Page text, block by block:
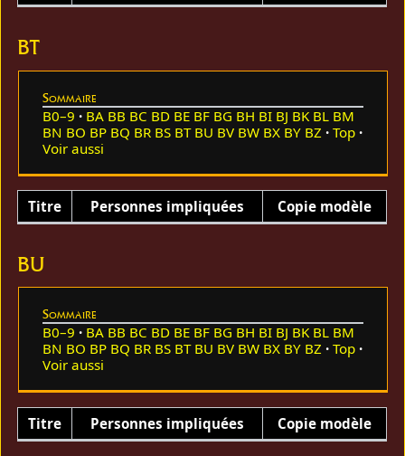
BT
Sommaire
B0–9 BA BB BC BD BE BF BG BH BI BJ BK BL BM
BN BO BP BQ BR BS BT BU BV BW BX BY BZ
Top
Voir aussi
Titre Personnes impliquées Copie modèle
BU
Sommaire
B0–9 BA BB BC BD BE BF BG BH BI BJ BK BL BM
BN BO BP BQ BR BS BT BU BV BW BX BY BZ
Top
Voir aussi
Titre Personnes impliquées Copie modèle